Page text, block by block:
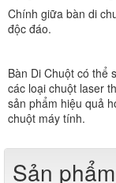
Chính giữa bàn di
độc đáo.
Bàn Di Chuột có thể
các loại chuột laser
sản phẩm hiệu quả
chuột máy tính.
Sản